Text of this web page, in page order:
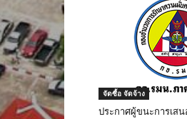
จัดซื้อ จัดจ้าง
ประกาศผู้ขนะการเส